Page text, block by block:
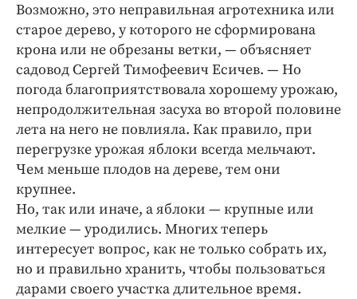
ПРОЕКТЫ
Блоги
Издания
Медиаперсона
Интересное чтиво
Клиника года
Бренд года
Работодатель года
Возможно, это неправильная агротехника или
старое дерево, у которого не сформирована
крона или не обрезаны ветки, — объясняет
садовод Сергей Тимофеевич Есичев. — Но
погода благоприятствовала хорошему урожаю,
непродолжительная засуха во второй половине
лета на него не повлияла. Как правило, при
перегрузке урожая яблоки всегда мельчают.
Чем меньше плодов на дереве, тем они
крупнее.
Но, так или иначе, а яблоки — крупные или
мелкие — уродились. Многих теперь
интересует вопрос, как не только собрать их,
но и правильно хранить, чтобы пользоваться
дарами своего участка длительное время.